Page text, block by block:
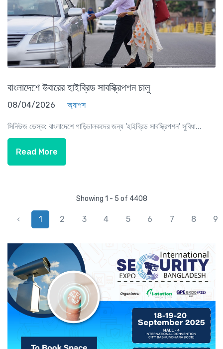
বাংলাদেশে উবারের হাইব্রিড সাবস্ক্রিপশন চালু
08/04/2026 অ্যাপস
সিনিউজ ডেস্ক: বাংলাদেশে গাড়িচালকদের জন্য 'হাইব্রিড সাবস্ক্রিপশন' সুবিধা...
Read More
Showing 1 - 5 of 4408
‹ 1 2 3 4 5 6 7 8 9